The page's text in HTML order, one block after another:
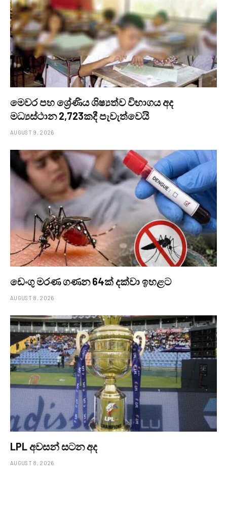
මෙවර පහ ශ්‍රේණිය ශිෂ්‍යත්ව විභාගය අද
මධ්‍යස්ථාන 2,723කදී පැවැත්වෙයි
AUGUST 9, 2026
ඩෙංගු මරණ ගණන 64ක් දක්වා ඉහළට
AUGUST 8, 2026
LPL අවසන් සටන අද
AUGUST 8, 2026